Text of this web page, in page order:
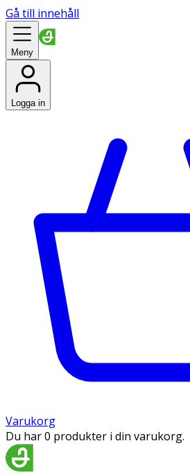
Gå till innehåll
Meny
Logga in
Varukorg
Du har 0 produkter i din varukorg.